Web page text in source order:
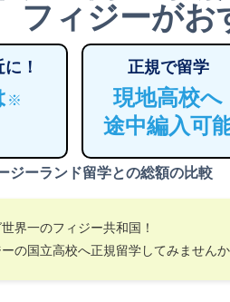
フィジーがお
！
※
正規で留学
現地高校へ
途中編入可
ジーランド留学との総額の比較
界一のフィジー共和国！
の国立高校へ正規留学してみませんか